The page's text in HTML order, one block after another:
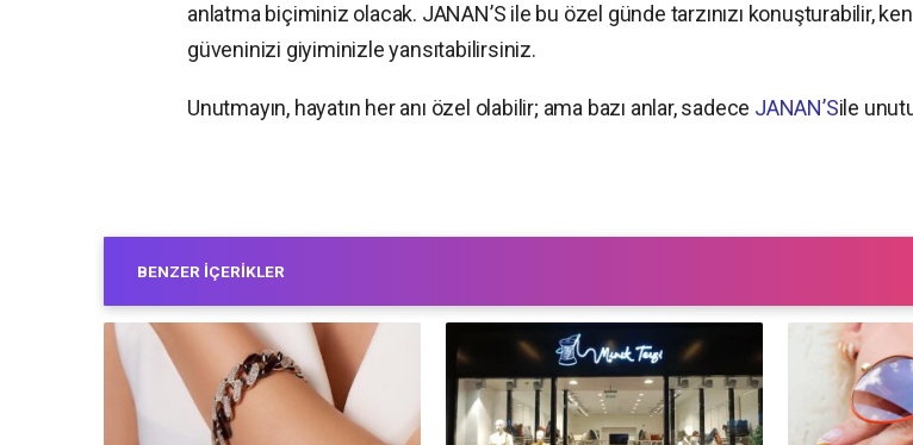
anlatma biçiminiz olacak. JANAN’S ile bu özel günde tarzınızı konuşturabilir,
güveninizi giyiminizle yansıtabilirsiniz.
Unutmayın, hayatın her anı özel olabilir; ama bazı anlar, sadece JANAN’Sile
BENZER İÇERIKLER